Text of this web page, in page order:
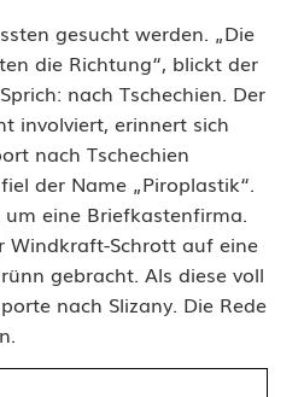
gesucht werden. „Die
die Richtung“, blickt der
nach Tschechien. Der
involviert, erinnert sich
nach Tschechien
der Name „Piroplastik“.
eine Briefkastenfirma.
Windkraft-Schrott auf eine
gebracht. Als diese voll
nach Slizany. Die Rede